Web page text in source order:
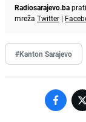
Radiosarajevo.ba
mreža Twitter |
#Kanton Sarajevo